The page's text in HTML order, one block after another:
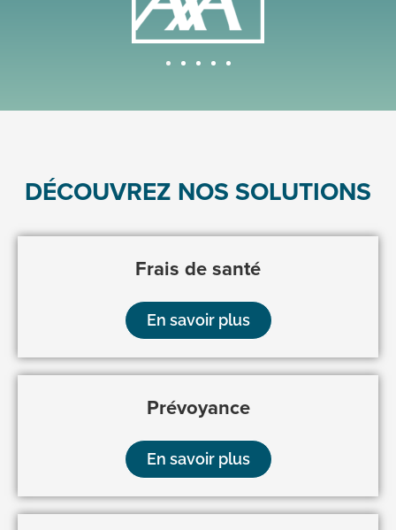
DÉCOUVREZ NOS SOLUTIONS
Frais de santé
En savoir plus
Prévoyance
En savoir plus